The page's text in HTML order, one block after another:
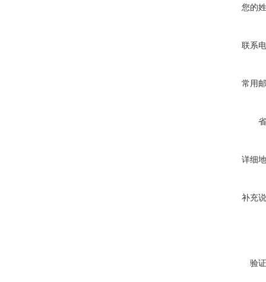
您的
联系
常用
详细
补充
验